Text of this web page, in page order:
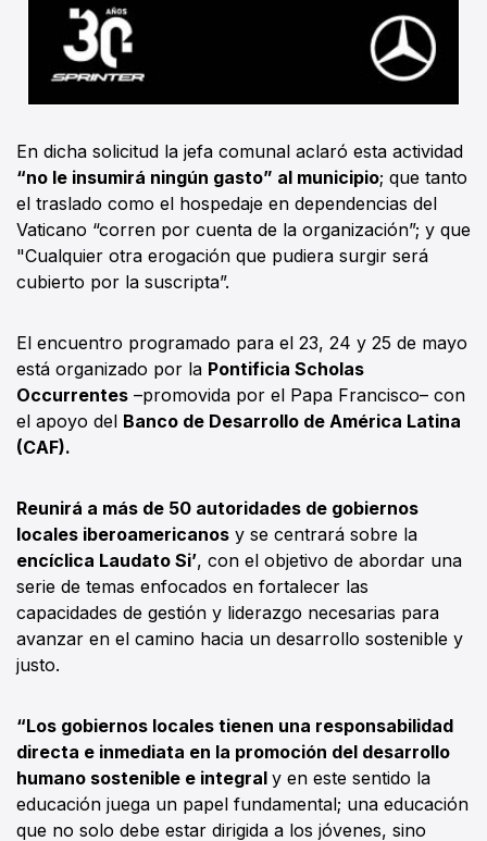
En dicha solicitud la jefa comunal aclaró esta actividad
“no le insumirá ningún gasto” al municipio; que tanto
el traslado como el hospedaje en dependencias del
Vaticano “corren por cuenta de la organización”; y que
"Cualquier otra erogación que pudiera surgir será
cubierto por la suscripta”.
El encuentro programado para el 23, 24 y 25 de mayo
está organizado por la Pontificia Scholas
Occurrentes –promovida por el Papa Francisco– con
el apoyo del Banco de Desarrollo de América Latina
(CAF).
Reunirá a más de 50 autoridades de gobiernos
locales iberoamericanos y se centrará sobre la
encíclica Laudato Si’, con el objetivo de abordar una
serie de temas enfocados en fortalecer las
capacidades de gestión y liderazgo necesarias para
avanzar en el camino hacia un desarrollo sostenible y
justo.
“Los gobiernos locales tienen una responsabilidad
directa e inmediata en la promoción del desarrollo
humano sostenible e integral y en este sentido la
educación juega un papel fundamental; una educación
que no solo debe estar dirigida a los jóvenes, sino